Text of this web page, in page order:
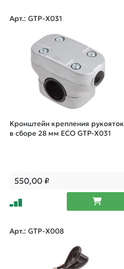
Арт.: GTP-X031
Кронштейн крепления рукояток
в сборе 28 мм ECO GTP-X031
550,00₽
Арт.: GTP-X008